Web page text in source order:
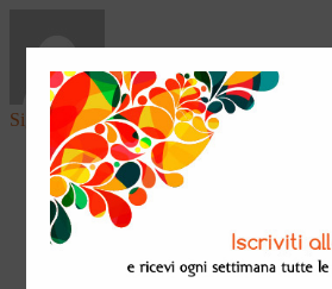
Sign in
Home
Arte & Cultura
Classica
Convegni
Libri